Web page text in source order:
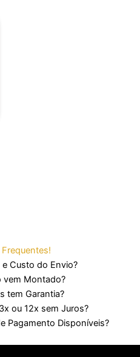
e Custo do Envio?
vem Montado?
tem Garantia?
ou 12x sem Juros?
Pagamento Disponíveis?